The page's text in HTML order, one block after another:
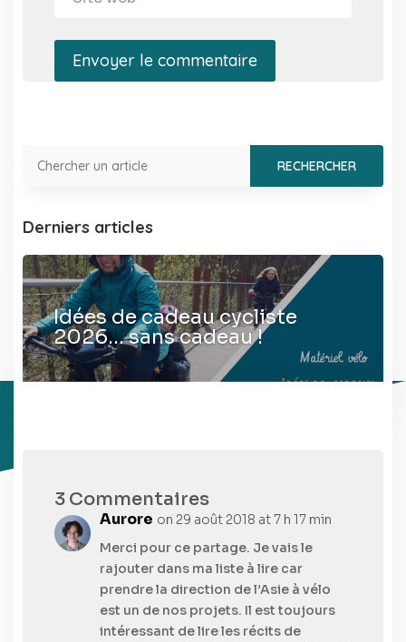
Envoyer le commentaire
Derniers articles
Idées de cadeau cycliste
2026… sans cadeau !
3 Commentaires
Aurore on 29 août 2018 at 7 h 17 min
Merci pour ce partage. Je vais le
rajouter dans ma liste à lire car
prendre la direction de l’Asie à vélo
est un de nos projets. Il est toujours
intéressant de lire les récits de